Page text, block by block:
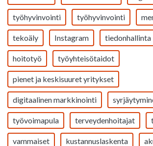
työhyvinvointi työhyvinvointi
tekoäly Instagram tiedonhallinta
hoitotyö työyhteisötaidot
pienet ja keskisuuret yritykset
digitaalinen markkinointi
työvoimapula terveydenhoitajat
vammaiset kustannuslaskenta